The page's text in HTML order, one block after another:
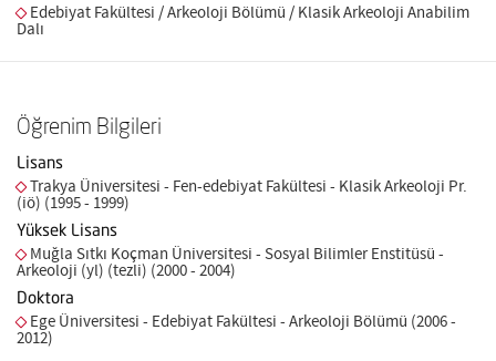
Edebiyat Fakültesi / Arkeoloji Bölümü / Klasik Arkeoloji Anabilim
Dalı
Öğrenim Bilgileri
Lisans
Trakya Üniversitesi - Fen-edebiyat Fakültesi - Klasik Arkeoloji Pr.
(iö) (1995 - 1999)
Yüksek Lisans
Muğla Sıtkı Koçman Üniversitesi - Sosyal Bilimler Enstitüsü -
Arkeoloji (yl) (tezli) (2000 - 2004)
Doktora
Ege Üniversitesi - Edebiyat Fakültesi - Arkeoloji Bölümü (2006 -
2012)